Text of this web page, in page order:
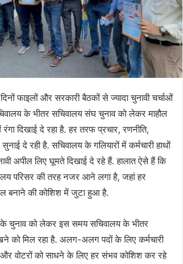
फाइलों और सरकारी बैठकों से ज्यादा चुनावी चर्चाओं
के भीतर सचिवालय संघ चुनाव को लेकर माहौल
दिखाई दे रहा है. हर तरफ प्रचार, रणनीति,
दे रही है. सचिवालय के गलियारों में कर्मचारी हाथों
अपील लिए घूमते दिखाई दे रहे हैं. हालात ऐसे हैं कि
परिसर की तरह नजर आने लगा है, जहां हर
बनाने की कोशिश में जुटा हुआ है.
चुनाव को लेकर इस समय सचिवालय के भीतर
को मिल रहा है. अलग-अलग पदों के लिए कर्मचारी
वोटरों को साधने के लिए हर संभव कोशिश कर रहे